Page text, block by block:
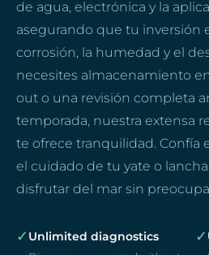
de agua, electrónica y la
asegurando que tu inversión
corrosión, la humedad y el
necesites almacenamiento
out o una revisión completa
temporada, nuestra extensa
te ofrece tranquilidad. Confía
el cuidado de tu yate o
disfrutar del mar sin
✓ Unlimited diagnostics ✓